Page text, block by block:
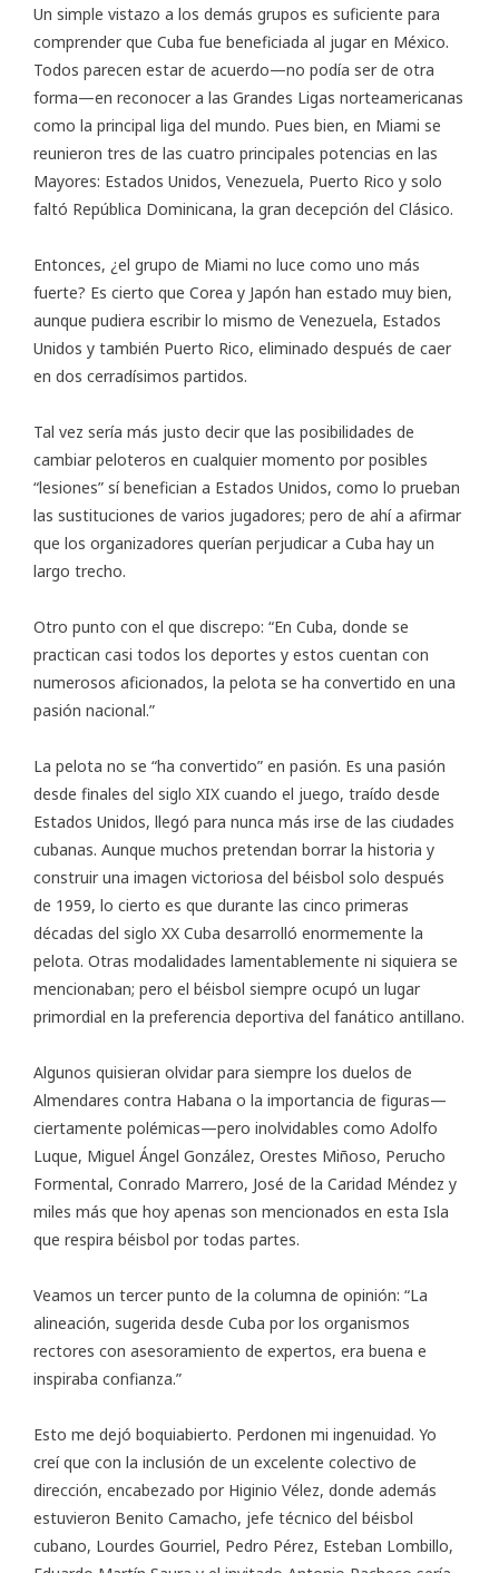
Un simple vistazo a los demás grupos es suficiente para
comprender que Cuba fue beneficiada al jugar en México.
Todos parecen estar de acuerdo—no podía ser de otra
forma—en reconocer a las Grandes Ligas norteamericanas
como la principal liga del mundo. Pues bien, en Miami se
reunieron tres de las cuatro principales potencias en las
Mayores: Estados Unidos, Venezuela, Puerto Rico y solo
faltó República Dominicana, la gran decepción del Clásico.
Entonces, ¿el grupo de Miami no luce como uno más
fuerte? Es cierto que Corea y Japón han estado muy bien,
aunque pudiera escribir lo mismo de Venezuela, Estados
Unidos y también Puerto Rico, eliminado después de caer
en dos cerradísimos partidos.
Tal vez sería más justo decir que las posibilidades de
cambiar peloteros en cualquier momento por posibles
“lesiones” sí benefician a Estados Unidos, como lo prueban
las sustituciones de varios jugadores; pero de ahí a afirmar
que los organizadores querían perjudicar a Cuba hay un
largo trecho.
Otro punto con el que discrepo: “En Cuba, donde se
practican casi todos los deportes y estos cuentan con
numerosos aficionados, la pelota se ha convertido en una
pasión nacional.”
La pelota no se “ha convertido” en pasión. Es una pasión
desde finales del siglo XIX cuando el juego, traído desde
Estados Unidos, llegó para nunca más irse de las ciudades
cubanas. Aunque muchos pretendan borrar la historia y
construir una imagen victoriosa del béisbol solo después
de 1959, lo cierto es que durante las cinco primeras
décadas del siglo XX Cuba desarrolló enormemente la
pelota. Otras modalidades lamentablemente ni siquiera se
mencionaban; pero el béisbol siempre ocupó un lugar
primordial en la preferencia deportiva del fanático antillano.
Algunos quisieran olvidar para siempre los duelos de
Almendares contra Habana o la importancia de figuras—
ciertamente polémicas—pero inolvidables como Adolfo
Luque, Miguel Ángel González, Orestes Miñoso, Perucho
Formental, Conrado Marrero, José de la Caridad Méndez y
miles más que hoy apenas son mencionados en esta Isla
que respira béisbol por todas partes.
Veamos un tercer punto de la columna de opinión: “La
alineación, sugerida desde Cuba por los organismos
rectores con asesoramiento de expertos, era buena e
inspiraba confianza.”
Esto me dejó boquiabierto. Perdonen mi ingenuidad. Yo
creí que con la inclusión de un excelente colectivo de
dirección, encabezado por Higinio Vélez, donde además
estuvieron Benito Camacho, jefe técnico del béisbol
cubano, Lourdes Gourriel, Pedro Pérez, Esteban Lombillo,